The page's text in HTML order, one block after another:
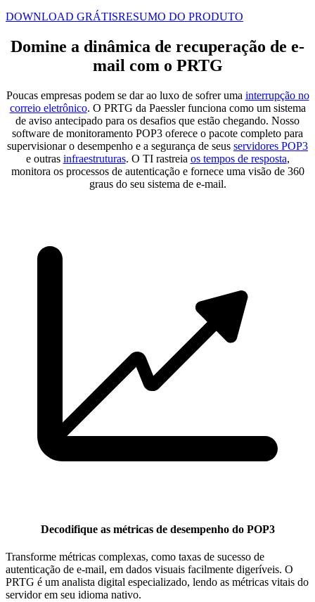
DOWNLOAD GRÁTISRESUMO DO PRODUTO
Domine a dinâmica de recuperação de e-
mail com o PRTG
Poucas empresas podem se dar ao luxo de sofrer uma interrupção no
correio eletrônico. O PRTG da Paessler funciona como um sistema
de aviso antecipado para os desafios que estão chegando. Nosso
software de monitoramento POP3 oferece o pacote completo para
supervisionar o desempenho e a segurança de seus servidores POP3
e outras infraestruturas. O TI rastreia os tempos de resposta,
monitora os processos de autenticação e fornece uma visão de 360
graus do seu sistema de e-mail.
Decodifique as métricas de desempenho do POP3
Transforme métricas complexas, como taxas de sucesso de
autenticação de e-mail, em dados visuais facilmente digeríveis. O
PRTG é um analista digital especializado, lendo as métricas vitais do
servidor em seu idioma nativo.